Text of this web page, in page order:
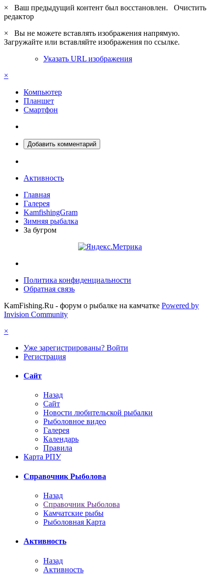
×
Ваш предыдущий контент был восстановлен. Очистить
редактор
×
Вы не можете вставлять изображения напрямую.
Загружайте или вставляйте изображения по ссылке.
Указать URL изображения
×
Компьютер
Планшет
Смартфон
Добавить комментарий
Активность
Главная
Галерея
KamfishingGram
Зимняя рыбалка
За бугром
Политика конфиденциальности
Обратная связь
KamFishing.Ru - форум о рыбалке на камчатке Powered by
Invision Community
×
Уже зарегистрированы? Войти
Регистрация
Сайт
Назад
Сайт
Новости любительской рыбалки
Рыболовное видео
Галерея
Календарь
Правила
Карта РПУ
Справочник Рыболова
Назад
Справочник Рыболова
Камчатские рыбы
Рыболовная Карта
Активность
Назад
Активность